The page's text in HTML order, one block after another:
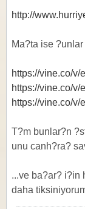
http://
Ma?ta ise
https://vine.co/v/
https://vine.co/v/
https://vine.co/v/
T?m bunlar?n
unu canh?ra?
...ve ba?ar? i?in
daha